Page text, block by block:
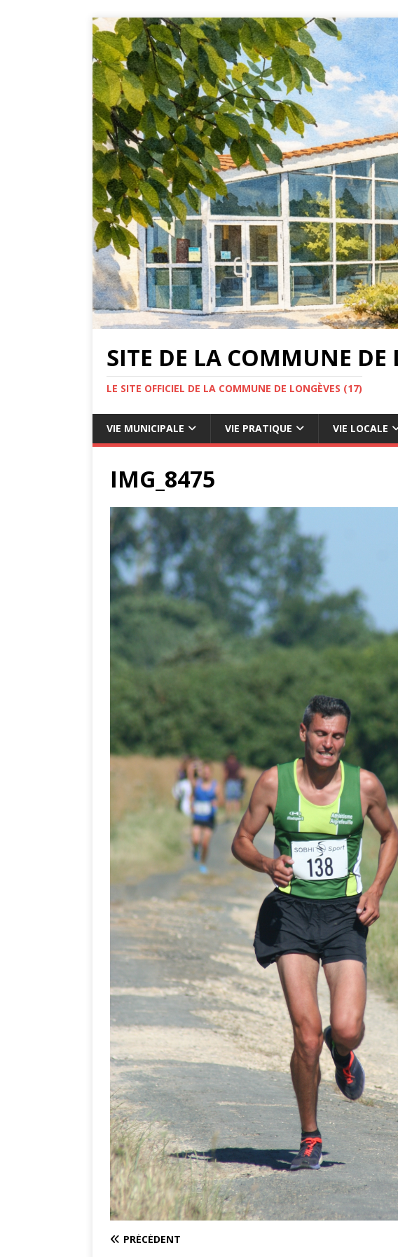
SITE DE LA COMMUNE DE
LE SITE OFFICIEL DE LA COMMUNE DE LONGÈVES (17)
VIE MUNICIPALE VIE PRATIQUE VIE LOCALE
IMG_8475
PRÉCÉDENT